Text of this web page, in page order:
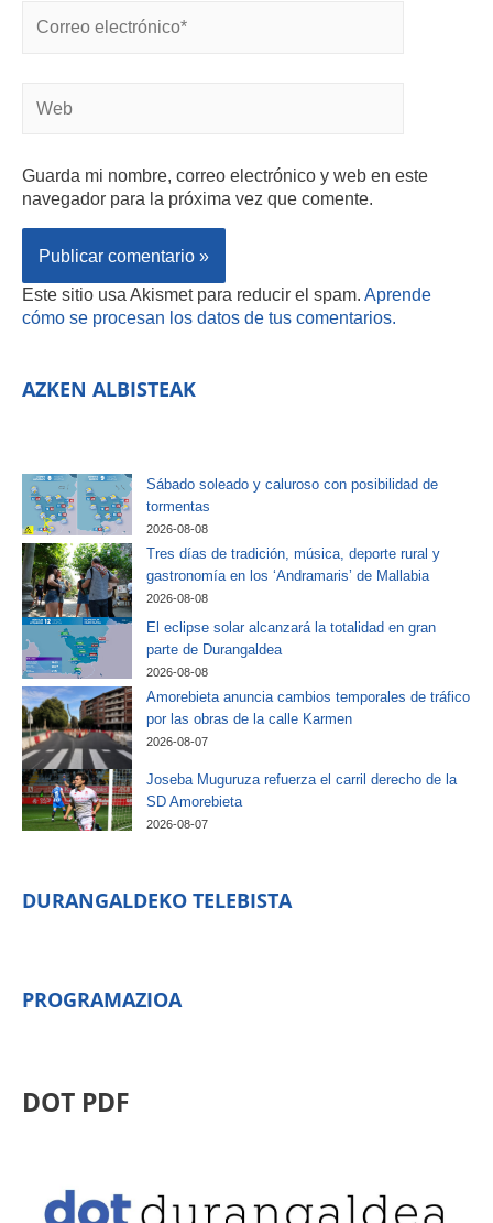
Guarda mi nombre, correo electrónico y web en este
navegador para la próxima vez que comente.
Este sitio usa Akismet para reducir el spam. Aprende
cómo se procesan los datos de tus comentarios.
AZKEN ALBISTEAK
Sábado soleado y caluroso con posibilidad de
tormentas
2026-08-08
Tres días de tradición, música, deporte rural y
gastronomía en los ‘Andramaris’ de Mallabia
2026-08-08
El eclipse solar alcanzará la totalidad en gran
parte de Durangaldea
2026-08-08
Amorebieta anuncia cambios temporales de tráfico
por las obras de la calle Karmen
2026-08-07
Joseba Muguruza refuerza el carril derecho de la
SD Amorebieta
2026-08-07
DURANGALDEKO TELEBISTA
PROGRAMAZIOA
DOT PDF